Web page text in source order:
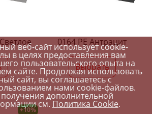
0164 PE Антрацит
Выбрать
+10%
веб-сайт использует cookie-
в целях предоставления вам
пользовательского опыта на
сайте. Продолжая использовать
сайт, вы соглашаетесь с
нами cookie-файлов.
дополнительной
см.Политика Cookie.